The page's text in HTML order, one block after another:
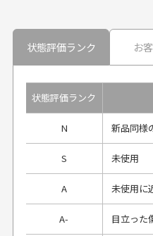
状態評価ランク お
状態評価ランク
N 新品同様
S 未使用
A 未使用に
A- 目立った